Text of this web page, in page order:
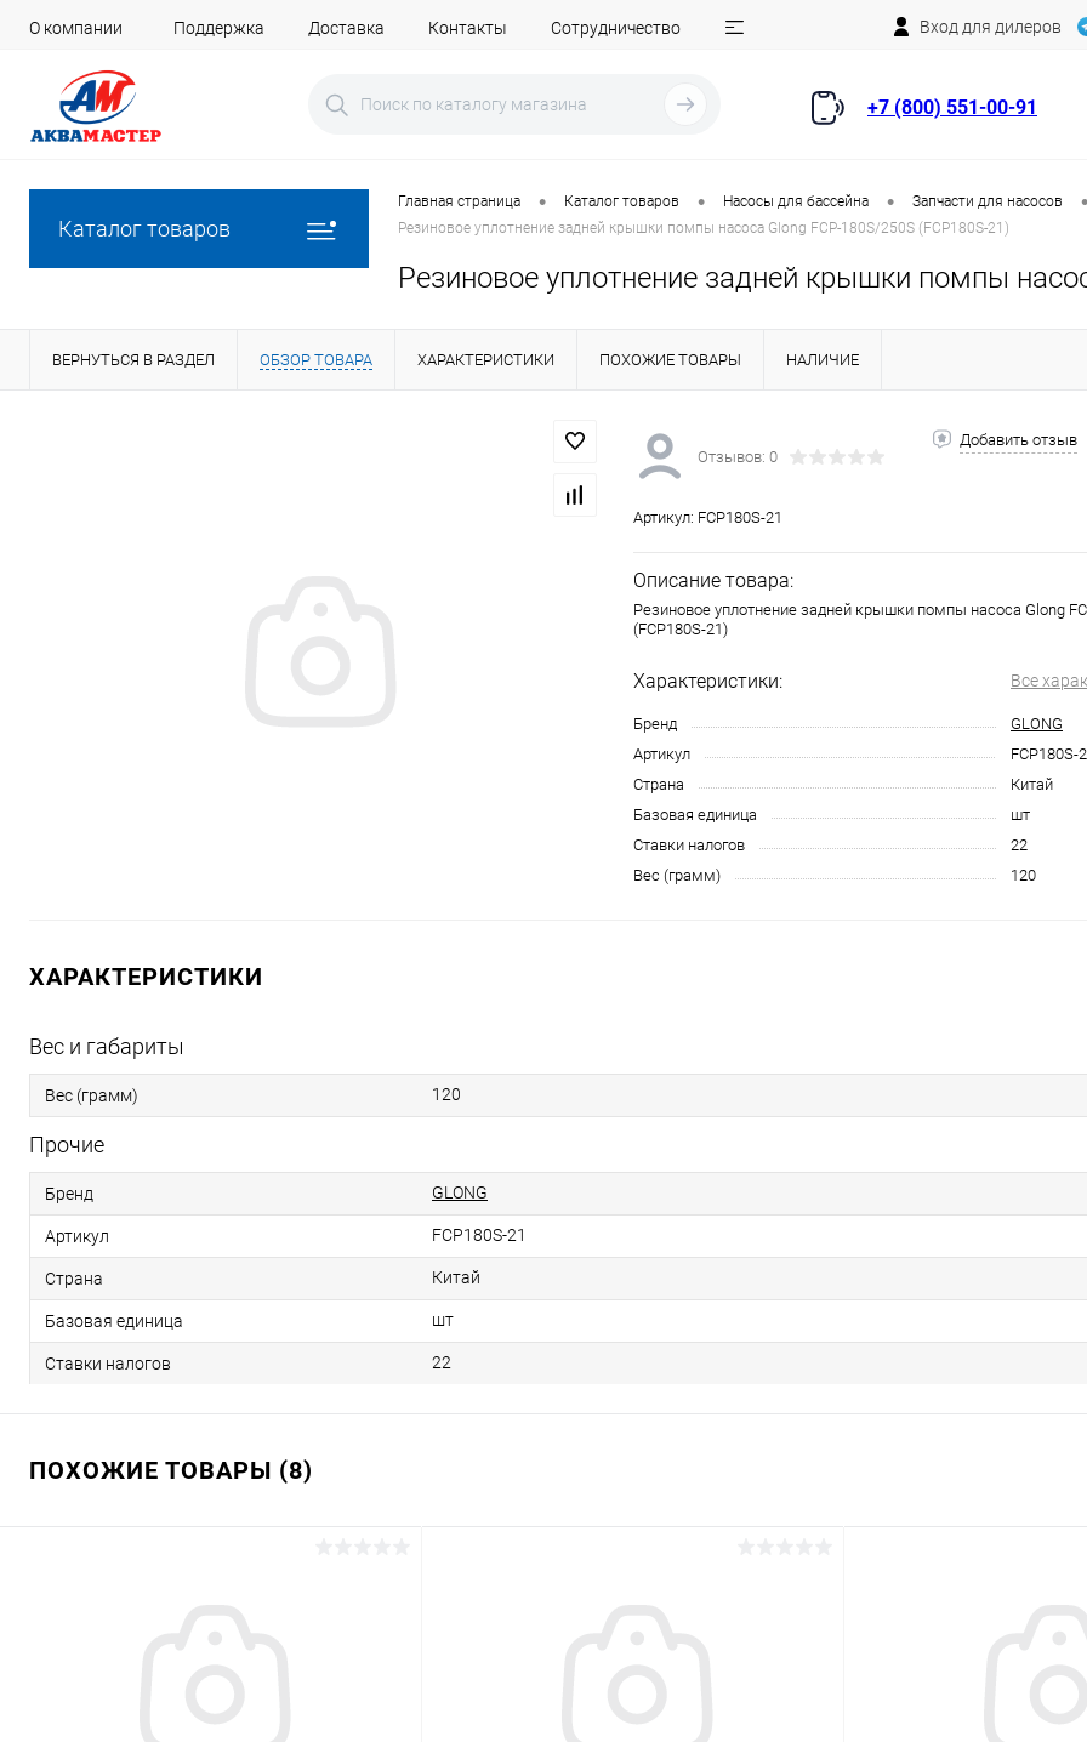
О компании Поддержка Доставка Контакты Сотрудничество Вход для дилеров
+7 (800) 551-00-91
Каталог товаров
Главная страница • Каталог товаров • Насосы для бассейна • Запчасти для насосов •
Резиновое уплотнение задней крышки помпы насоса Glong FCP-180S/250S (FCP180S-21)
Резиновое уплотнение задней крышки помпы
ВЕРНУТЬСЯ В РАЗДЕЛ ОБЗОР ТОВАРА ХАРАКТЕРИСТИКИ ПОХОЖИЕ ТОВАРЫ НАЛИЧИЕ
Отзывов: 0
Добавить отзыв
Артикул: FCP180S-21
Описание товара:
Резиновое уплотнение задней крышки помпы насоса Glong
(FCP180S-21)
Характеристики: Все
Бренд
GLONG
Артикул
FCP180S-
Страна
Китай
Базовая единица
шт
Ставки налогов
22
Вес (грамм)
120
ХАРАКТЕРИСТИКИ
Вес и габариты
Вес (грамм) 120
Прочие
Бренд GLONG
Артикул FCP180S-21
Страна Китай
Базовая единица шт
Ставки налогов 22
ПОХОЖИЕ ТОВАРЫ (8)